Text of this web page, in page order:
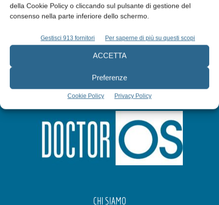
della Cookie Policy o cliccando sul pulsante di gestione del
consenso nella parte inferiore dello schermo.
Gestisci 913 fornitori Per saperne di più su questi scopi
ACCETTA
Preferenze
Cookie Policy Privacy Policy
Iscriviti alla newsletter
CHI SIAMO